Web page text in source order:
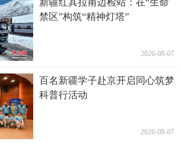
新疆红其拉甫边检站：在“生命
禁区”构筑“精神灯塔”
2026-08-07
百名新疆学子赴京开启同心筑梦
科普行活动
2026-08-07